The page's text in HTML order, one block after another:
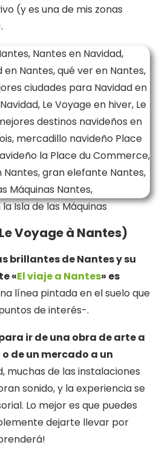
(y es una de mis zonas
Isla de las Máquinas
Voyage à Nantes)
brillantes de Nantes y su
«El viaje a Nantes» es
línea pintada en el suelo que
de interés-.
ir de una obra de arte a
de un mercado a un
muchas de las instalaciones
sonido, y la experiencia se
Lo mejor es que puedes
dejarte llevar por